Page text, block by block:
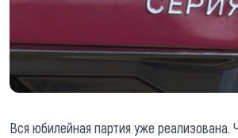
Вся юбилейная партия уже реализована.